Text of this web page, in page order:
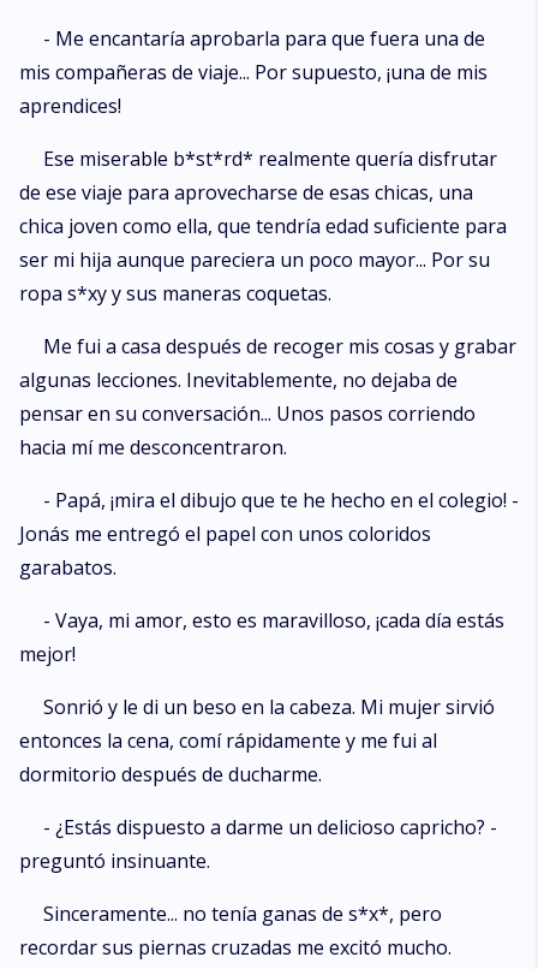
- Me encantaría aprobarla para que fuera una de
mis compañeras de viaje... Por supuesto, ¡una de mis
aprendices!
Ese miserable b*st*rd* realmente quería disfrutar
de ese viaje para aprovecharse de esas chicas, una
chica joven como ella, que tendría edad suficiente para
ser mi hija aunque pareciera un poco mayor... Por su
ropa s*xy y sus maneras coquetas.
Me fui a casa después de recoger mis cosas y grabar
algunas lecciones. Inevitablemente, no dejaba de
pensar en su conversación... Unos pasos corriendo
hacia mí me desconcentraron.
- Papá, ¡mira el dibujo que te he hecho en el colegio! -
Jonás me entregó el papel con unos coloridos
garabatos.
- Vaya, mi amor, esto es maravilloso, ¡cada día estás
mejor!
Sonrió y le di un beso en la cabeza. Mi mujer sirvió
entonces la cena, comí rápidamente y me fui al
dormitorio después de ducharme.
- ¿Estás dispuesto a darme un delicioso capricho? -
preguntó insinuante.
Sinceramente... no tenía ganas de s*x*, pero
recordar sus piernas cruzadas me excitó mucho.